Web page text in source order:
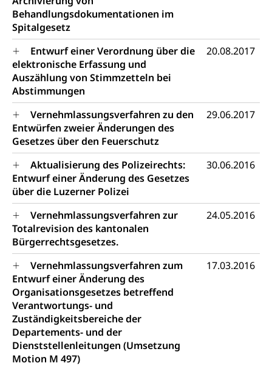
Behandlungsdokumentationen im
Spitalgesetz
Entwurf einer Verordnung über die
elektronische Erfassung und
Auszählung von Stimmzetteln bei
Abstimmungen
20.08.2017
Vernehmlassungsverfahren zu den
Entwürfen zweier Änderungen des
Gesetzes über den Feuerschutz
29.06.2017
Aktualisierung des Polizeirechts:
Entwurf einer Änderung des Gesetzes
über die Luzerner Polizei
30.06.2016
Vernehmlassungsverfahren zur
Totalrevision des kantonalen
Bürgerrechtsgesetzes.
24.05.2016
Vernehmlassungsverfahren zum
Entwurf einer Änderung des
Organisationsgesetzes betreffend
Verantwortungs- und
Zuständigkeitsbereiche der
Departements- und der
Dienststellenleitungen (Umsetzung
Motion M 497)
17.03.2016